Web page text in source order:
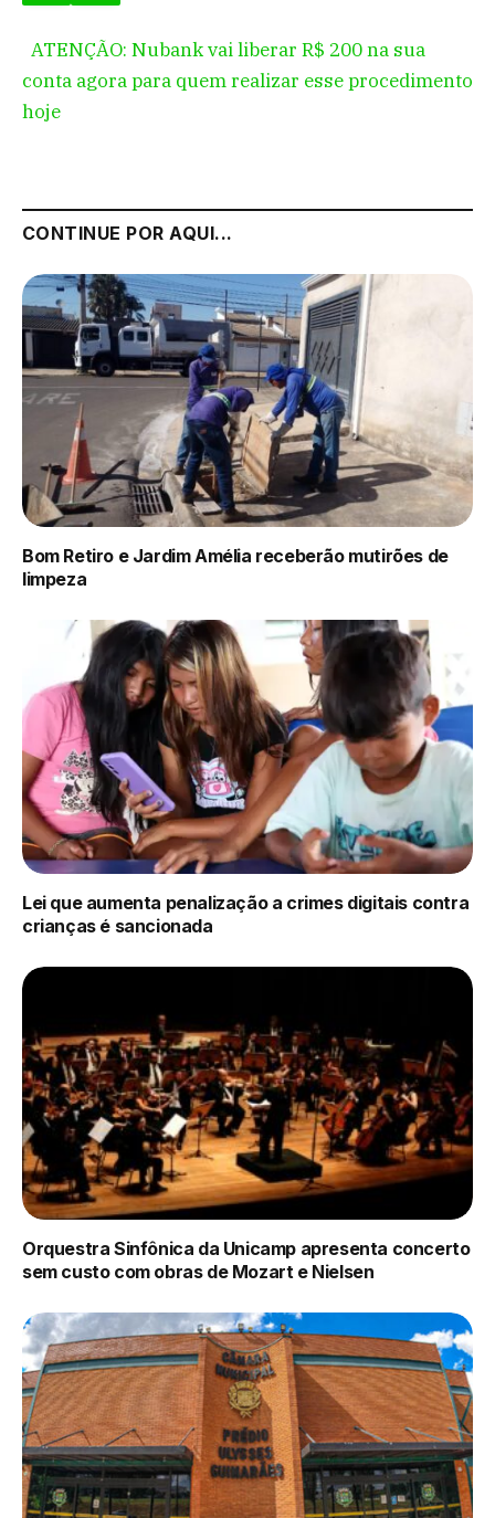
ATENÇÃO: Nubank vai liberar R$ 200 na sua
conta agora para quem realizar esse procedimento
hoje
CONTINUE POR AQUI...
Bom Retiro e Jardim Amélia receberão mutirões de
limpeza
Lei que aumenta penalização a crimes digitais contra
crianças é sancionada
Orquestra Sinfônica da Unicamp apresenta concerto
sem custo com obras de Mozart e Nielsen